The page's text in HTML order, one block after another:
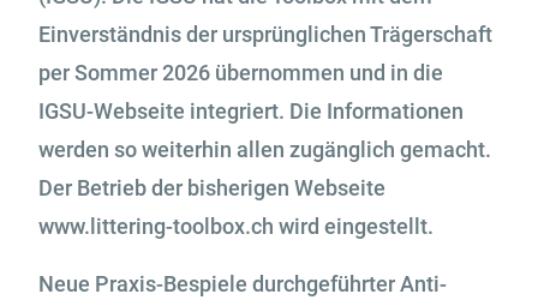
Einverständnis der ursprünglichen Trägerschaft
per Sommer 2026 übernommen und in die
IGSU-Webseite integriert. Die Informationen
werden so weiterhin allen zugänglich gemacht.
Der Betrieb der bisherigen Webseite
www.littering-toolbox.ch wird eingestellt.
Neue Praxis-Bespiele durchgeführter Anti-